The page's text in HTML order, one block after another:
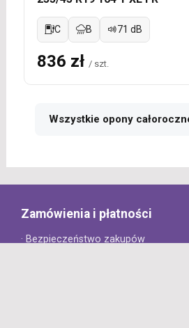
C B 71 dB
836 zł / szt.
Wszystkie opony
Zamówienia i płatności
· Bezpieczeństwo zakupów